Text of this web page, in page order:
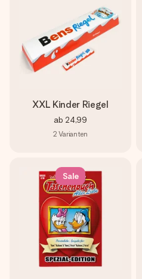
XXL Kinder Riegel
ab 24,99
2 Varianten
Sale